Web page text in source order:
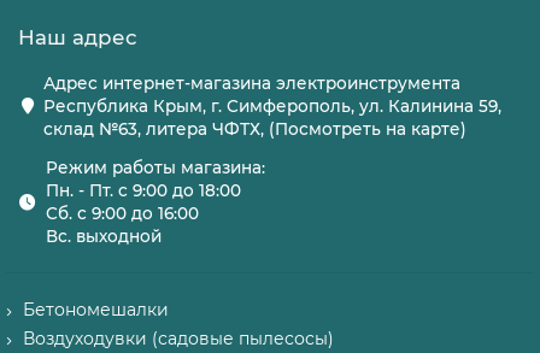
Наш адрес
Адрес интернет-магазина электроинструмента
Республика Крым, г. Симферополь, ул. Калинина 59,
склад №63, литера ЧФТХ, (Посмотреть на карте)
Режим работы магазина:
Пн. - Пт. с 9:00 до 18:00
Сб. с 9:00 до 16:00
Вс. выходной
Бетономешалки
Воздуходувки (садовые пылесосы)